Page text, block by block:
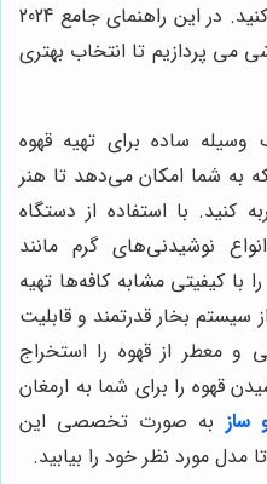
متناسب با نیازهای خود انتخاب کنید. در این راهنمای جامع 2024
می پردازیم تا انتخاب بهتری
وسیله ساده برای تهیه قهوه
به شما امکان می‌دهد تا هنر
کنید. با استفاده از دستگاه
نوشیدنی‌های گرم مانند
با کیفیتی مشابه کافه‌ها تهیه
سیستم بخار قدرتمند و قابلیت
و معطر از قهوه را استخراج
قهوه را برای شما به ارمغان
ساز به صورت تخصصی این
مدل مورد نظر خود را بیابید.